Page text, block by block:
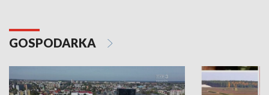
GOSPODARKA